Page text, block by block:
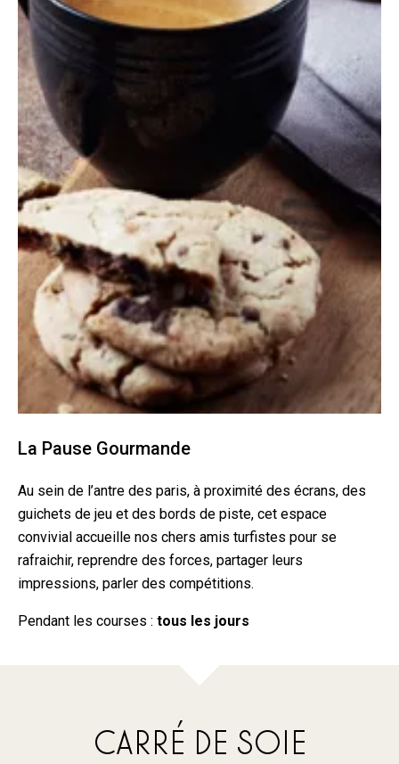
La Pause Gourmande
Au sein de l’antre des paris, à proximité des écrans, des
guichets de jeu et des bords de piste, cet espace
convivial accueille nos chers amis turfistes pour se
rafraichir, reprendre des forces, partager leurs
impressions, parler des compétitions.
Pendant les courses : tous les jours
CARRÉ DE SOIE